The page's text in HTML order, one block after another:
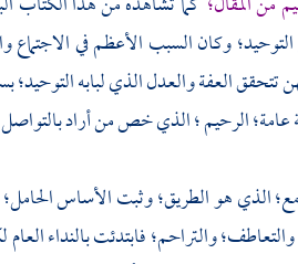
وكان السبب الأعظم في الاجتماع
تتحقق العفة والعدل الذي لبابه
الرحيم ؛ الذي خص من أراد بالتواصل
الذي هو الطريق؛ وثبت الأساس
والتعاطف؛ والتراحم؛ فابتدئت بالنداء